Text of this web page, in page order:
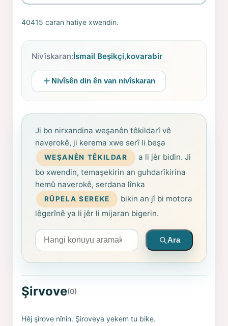
40415 caran hatiye xwendin.
Nivîskaran:İsmail Beşikçi,kovarabir
Nivîsên din ên van nivîskaran
Ji bo nirxandina weşanên têkildarî vê
naverokê, ji kerema xwe serî li beşa
WEŞANÊN TÊKILDAR
a li jêr bidin. Ji
bo xwendin, temaşekirin an guhdarîkirina
hemû naverokê, serdana lînka
RÛPELA SEREKE
bikin an jî bi motora
lêgerînê ya li jêr li mijaran bigerin.
Arama yapın
Ara
Şirvove(0)
Hêj şîrove nînin. Şiroveya yekem tu bike.